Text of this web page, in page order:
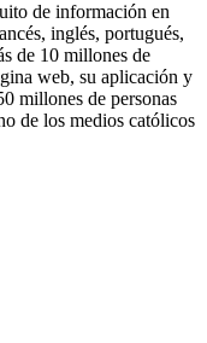
de información en
inglés, portugués,
de 10 millones de
web, su aplicación y
millones de personas
de los medios católicos